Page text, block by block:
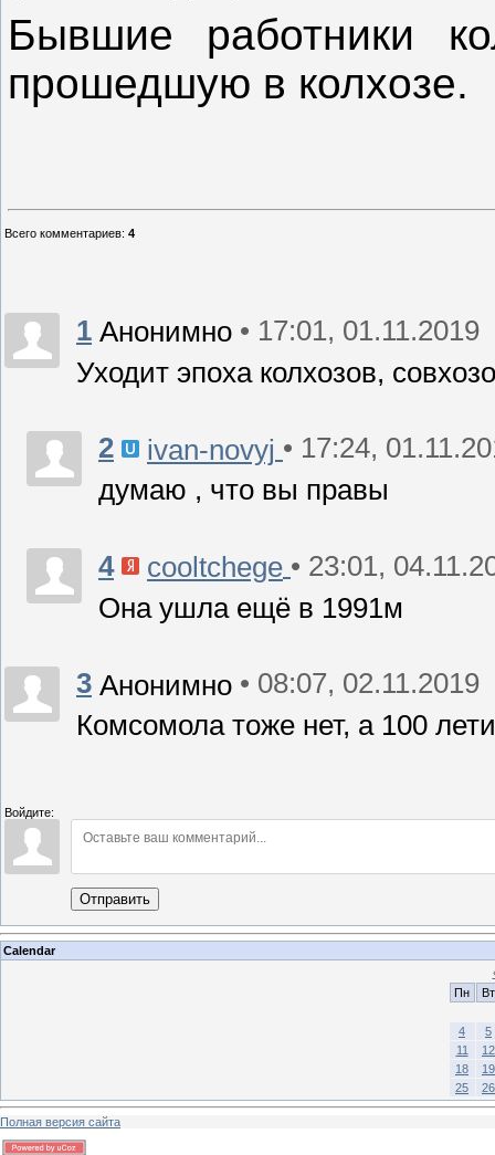
Бывшие работники
прошедшую в колхозе.
Всего комментариев: 4
1 Анонимно • 17:01, 01.11.2019
Уходит эпоха колхозов,
2 ivan-novyj • 17:24,
думаю , что вы правы
4 cooltchege • 23:01,
Она ушла ещё в 1991м
3 Анонимно • 08:07, 02.11.2019
Комсомола тоже нет, а 100
Войдите:
Отправить
Calendar
Пн
Вт
4
5
11
12
18
19
25
26
Полная версия сайта